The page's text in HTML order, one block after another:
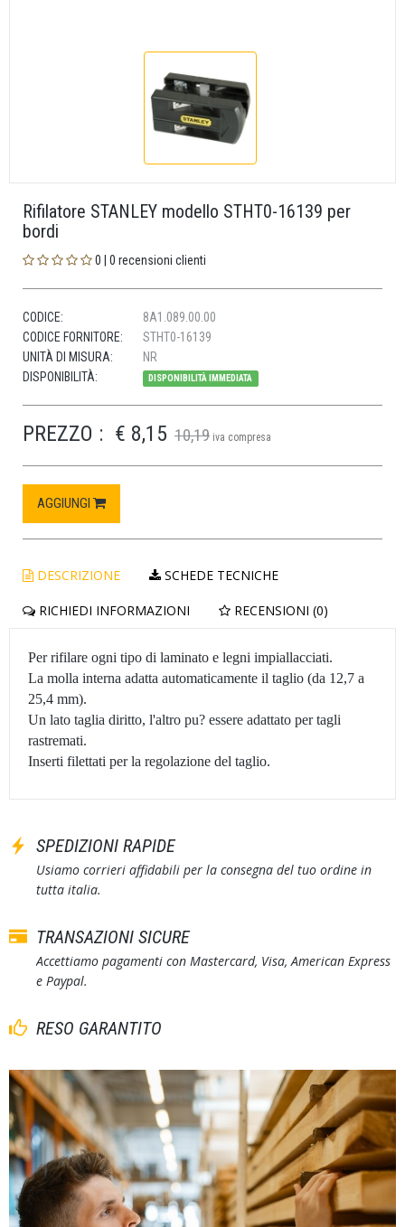
Rifilatore STANLEY modello STHT0-16139 per
bordi
0 | 0 recensioni clienti
CODICE:
8A1.089.00.00
CODICE FORNITORE:
STHT0-16139
UNITÀ DI MISURA:
NR
DISPONIBILITÀ:
DISPONIBILITÀ IMMEDIATA
PREZZO : € 8,15 10,19 iva compresa
AGGIUNGI
DESCRIZIONE SCHEDE TECNICHE
RICHIEDI INFORMAZIONI RECENSIONI (0)
Per rifilare ogni tipo di laminato e legni impiallacciati.
La molla interna adatta automaticamente il taglio (da 12,7 a
25,4 mm).
Un lato taglia diritto, l'altro pu? essere adattato per tagli
rastremati.
Inserti filettati per la regolazione del taglio.
SPEDIZIONI RAPIDE
Usiamo corrieri affidabili per la consegna del tuo ordine in
tutta italia.
TRANSAZIONI SICURE
Accettiamo pagamenti con Mastercard, Visa, American Express
e Paypal.
RESO GARANTITO